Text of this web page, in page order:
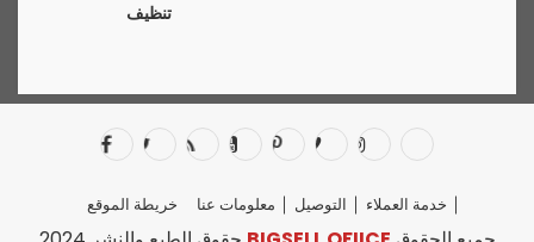
تنظيف
خريطة الموقع معلومات عنا التوصيل خدمة العملاء